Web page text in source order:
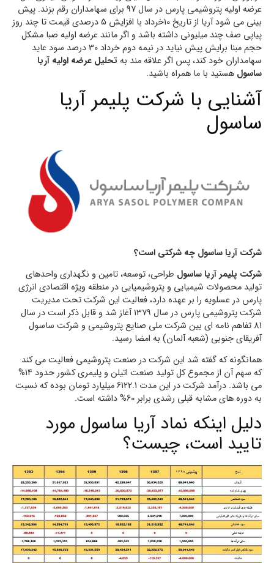
عرضه اولیه پتروشیمی پارس در سال 97 برای سهامداران رقم بزند. پیش
بینی می شود آریا از تاریخ 10خرداد با افزایش 5 درصدی قیمت تا چند روز
پیاپی صف چند میلیونی داشته باشد و اگر مانند عرضه اولیه صبا مشکل
حجم مبنا برایش پیش نیاید در نیمه دوم خرداد 30 درصد سود عاید
سهامداران خود کند، پس اگر علاقه مند به تحلیل عرضه اولیه آریا
ساسول هستید با ما همراه باشید.
آشنایی با شرکت پلیمر آریا
ساسول
شرکت آریا ساسول چه شرکتی است؟
شرکت پلیمر آریا ساسول طراحی، توسعه، تامین و نگهداری واحدهای
تولید محصولات شیمیایی و پتروشیمیایی در منطقه ویژه اقتصادی انرژی
پارس در عسلویه را بر عهده دارد، فعالیت این شرکت تحت مدیریت
شرکت پتروشیمی پارس در سال ۱۳۷۹ آغاز شد و قابل ذکر است در سال
81 تفاهم نامه ای بین شرکت ملی صنایع پتروشیمی و شرکت ساسول
آفریقای جنوبی (شعبه آلمان) به امضا رسید.
همانگونه که گفته شد این شرکت در صنعت پتروشیمی فعالیت می کند
که سهم آن از مجموع کل تولید صنعت اتیلن و پلیمری کشور حدود 14%
می باشد. درآمد شرکت در این مدت 6122.1 میلیارد تومان بوده که نسبت
به دوره های مشابه قبلی رشدی برابر 60% داشته است.
دلیل اینکه نماد آریا ساسول مورد
تایید است، چیست؟